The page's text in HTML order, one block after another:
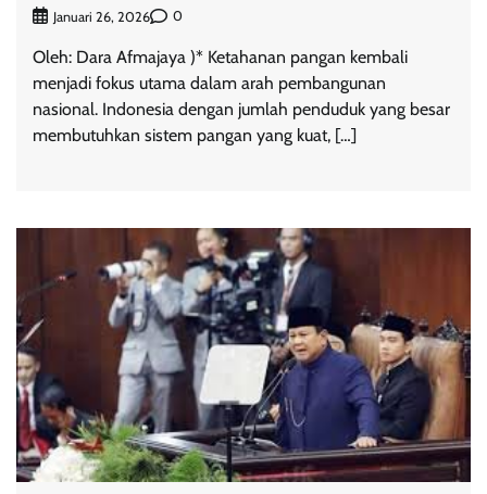
Januari 26, 2026 0
Oleh: Dara Afmajaya )* Ketahanan pangan kembali
menjadi fokus utama dalam arah pembangunan
nasional. Indonesia dengan jumlah penduduk yang besar
membutuhkan sistem pangan yang kuat, […]